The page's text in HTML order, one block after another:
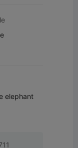
elephant